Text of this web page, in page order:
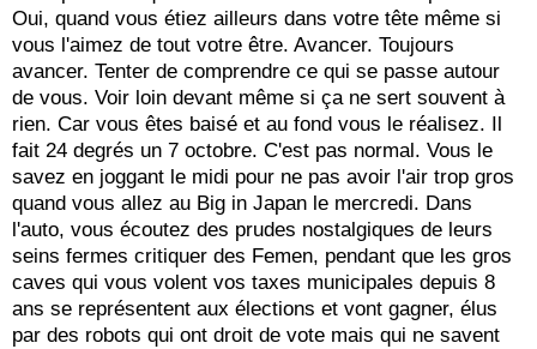
Oui, quand vous étiez ailleurs dans votre tête même si
vous l'aimez de tout votre être. Avancer. Toujours
avancer. Tenter de comprendre ce qui se passe autour
de vous. Voir loin devant même si ça ne sert souvent à
rien. Car vous êtes baisé et au fond vous le réalisez. Il
fait 24 degrés un 7 octobre. C'est pas normal. Vous le
savez en joggant le midi pour ne pas avoir l'air trop gros
quand vous allez au Big in Japan le mercredi. Dans
l'auto, vous écoutez des prudes nostalgiques de leurs
seins fermes critiquer des Femen, pendant que les gros
caves qui vous volent vos taxes municipales depuis 8
ans se représentent aux élections et vont gagner, élus
par des robots qui ont droit de vote mais qui ne savent